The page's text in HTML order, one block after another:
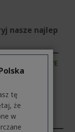
nasze najlep
FIRMOWE
tę
że
w